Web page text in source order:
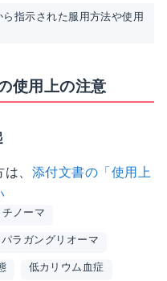
指示された服用方法や使用
使用上の注意
、 添付文書の「使用上
ノーマ
パラガングリオーマ
低カリウム血症